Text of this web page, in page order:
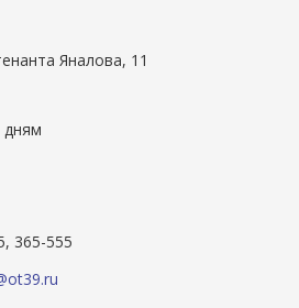
Яналова, 11
365-555